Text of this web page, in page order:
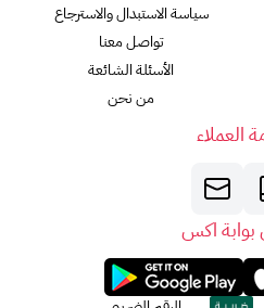
سياسة الاستبدال والاسترجاع
تواصل معنا
الأسئلة الشائعة
من نحن
العملاء
بوابة اكس